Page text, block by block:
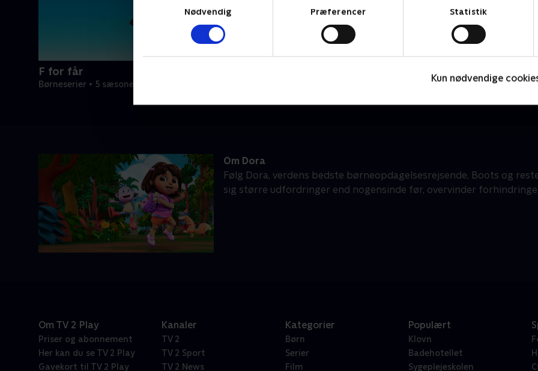
Nødvendig
Præferencer Statistik
Kun nødvendige
F for får
Børneserier • 5 sæsoner
Om Dora
Følg Dora, verdens bedste børneopdagelsesrejsende, Boots og
sig større udfordringer end nogensinde før, overvinder
Om TV 2 Play
Priser og abonnement
Her kan du se TV 2 Play
Gavekort til TV 2 Play
Kanaler
TV 2
TV 2 Sport
TV 2 News
Kategorier
Børn
Serier
Film
Populært
Klovn
Badehotellet
Sygeplejeskolen